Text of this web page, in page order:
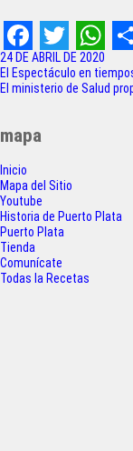
F
a
c
e
b
o
o
k
T
w
t
t
e
r
W
h
A
p
S
h
24 DE ABRIL DE 2020
Navegación
de
El Espectáculo en
El ministerio de Salud
mapa
Inicio
Mapa del Sitio
Youtube
Historia de Puerto Plata
Puerto Plata
Tienda
Comunícate
Todas la Recetas